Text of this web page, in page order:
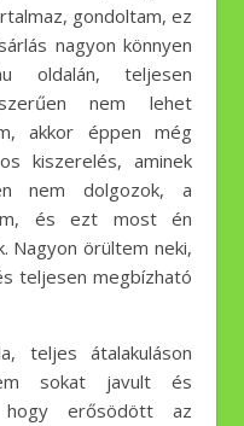
gondoltam, ez
nagyon könnyen
oldalán, teljesen
nem lehet
akkor éppen még
kiszerelés, aminek
nem dolgozok, a
és ezt most én
Nagyon örültem neki,
teljesen megbízható
teljes átalakuláson
sokat javult és
erősödött az